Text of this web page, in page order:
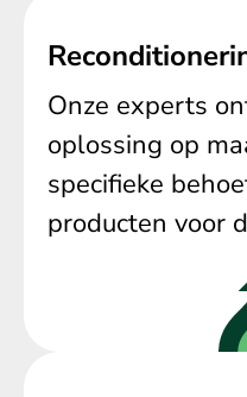
Onze experts
oplossing op
specifieke
producten voor